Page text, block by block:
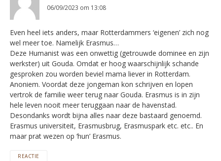
06/09/2023 om 13:08
Even heel iets anders, maar Rotterdammers ‘eigenen’ zich nog
wel meer toe. Namelijk Erasmus…
Deze Humanist was een onwettig (getrouwde dominee en zijn
werkster) uit Gouda. Omdat er hoog waarschijnlijk schande
gesproken zou worden beviel mama liever in Rotterdam.
Anoniem. Voordat deze jongeman kon schrijven en lopen
vertrok de familie weer terug naar Gouda. Erasmus is in zijn
hele leven nooit meer teruggaan naar de havenstad.
Desondanks wordt bijna alles naar deze bastaard genoemd.
Erasmus universiteit, Erasmusbrug, Erasmuspark etc. etc.. En
maar prat wezen op ‘hun’ Erasmus.
REACTIE